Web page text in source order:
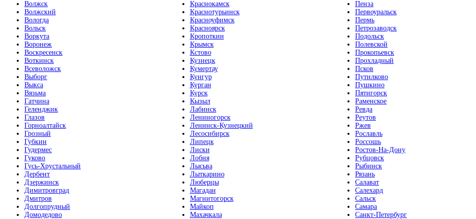
Волжск
Волжский
Вологда
Вольск
Воркута
Воронеж
Воскресенск
Воткинск
Всеволожск
Выборг
Выкса
Вязьма
Гатчина
Геленджик
Глазов
Горноалтайск
Грозный
Губкин
Гудермес
Гуково
Гусь-Хрустальный
Дербент
Дзержинск
Димитровград
Дмитров
Долгопрудный
Домодедово
Краснокамск
Краснотурьинск
Красноуфимск
Красноярск
Кропоткин
Крымск
Кстово
Кузнецк
Кумертау
Кунгур
Курган
Курск
Кызыл
Лабинск
Лениногорск
Ленинск-Кузнецкий
Лесосибирск
Липецк
Лиски
Лобня
Лысьва
Лыткарино
Люберцы
Магадан
Магнитогорск
Майкоп
Махачкала
Пенза
Первоуральск
Пермь
Петрозаводск
Подольск
Полевской
Прокопьевск
Прохладный
Псков
Путилково
Пушкино
Пятигорск
Раменское
Ревда
Реутов
Ржев
Рославль
Россошь
Ростов-На-Дону
Рубцовск
Рыбинск
Рязань
Салават
Салехард
Сальск
Самара
Санкт-Петербург